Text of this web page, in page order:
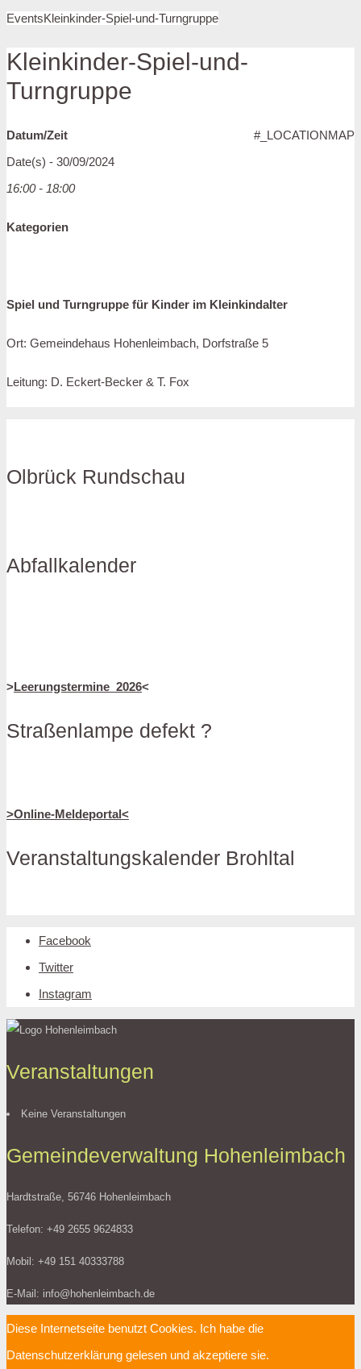
EventsKleinkinder-Spiel-und-Turngruppe
Kleinkinder-Spiel-und-
Turngruppe
#_LOCATIONMAP
Datum/Zeit
Date(s) - 30/09/2024
16:00 - 18:00
Kategorien
Spiel und Turngruppe für Kinder im Kleinkindalter
Ort: Gemeindehaus Hohenleimbach, Dorfstraße 5
Leitung: D. Eckert-Becker & T. Fox
Olbrück Rundschau
Abfallkalender
>Leerungstermine_2026<
Straßenlampe defekt ?
>Online-Meldeportal<
Veranstaltungskalender Brohltal
Facebook
Twitter
Instagram
Veranstaltungen
Keine Veranstaltungen
Gemeindeverwaltung Hohenleimbach
Hardtstraße, 56746 Hohenleimbach
Telefon: +49 2655 9624833
Mobil: +49 151 40333788
E-Mail: info@hohenleimbach.de
Diese Internetseite benutzt Cookies. Ich habe die
Datenschutzerklärung gelesen und akzeptiere sie.